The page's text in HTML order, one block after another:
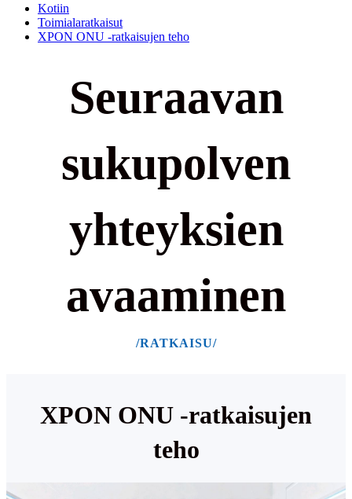
Kotiin
Toimialaratkaisut
XPON ONU -ratkaisujen teho
Seuraavan
sukupolven
yhteyksien
avaaminen
/RATKAISU/
XPON ONU -ratkaisujen
teho